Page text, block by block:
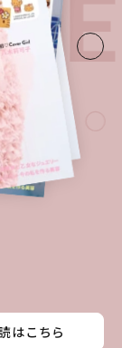
はこちら
はこちら
はこちら
はこちら